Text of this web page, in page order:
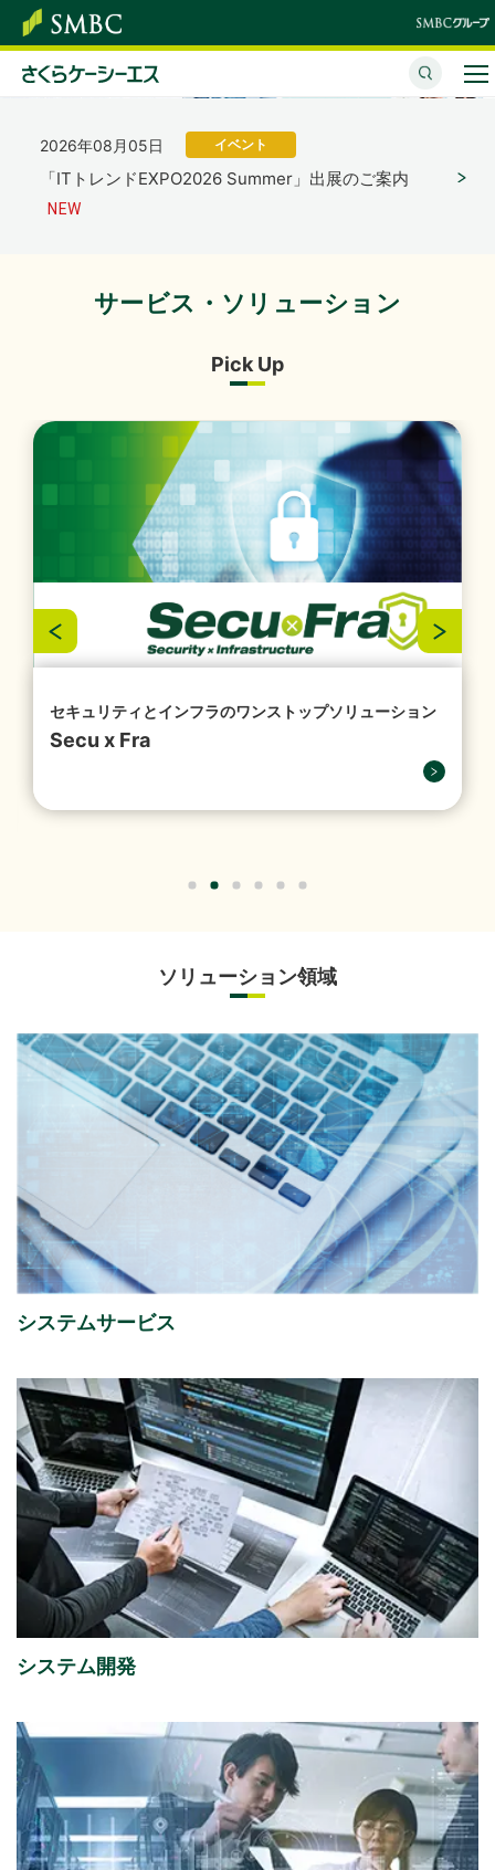
「さくらケーシーエス、ヴィッセル神戸オフィシャル
パートナーとして2026/27シーズンを応援」を掲載し
ました。
（4,123KB）
2026年08月05日 イベント
「ITトレンドEXPO2026 Summer」出展のご案内
2026年07月31日 経営・財務
経営・財務
2027年３月期 第１四半期決算短信〔日本基準〕（連
（356KB）
2026年07月29日
『1,149件のAI活用アイデアが集結「生成AIプロンプト
コンテストを開催」』を掲載しました。
「授業料減免システム」を追加しました。
了に関するお知らせ
（88KB）
2026年07月08日 経営・財務
「さくらケーシーエスボランティア基金」の2025年度
寄付先を掲載しました。
2026年07月01日
ISR社主催セミナー『迫る、経済産業省「サプライチェ
ーン強化に向けたセキュリティ対策評価制度」今すぐ
始める課題の可視化と対策準備』出展のご案内
2026年07月01日 イベント
富士通株式会社主催イベント「Fujitsu Experience
Day 2026」
出展のご案内
2026年08月06日 経営・財務
「さくらケーシーエス、ヴィッセル神戸オフィシャル
パートナーとして2026/27シーズンを応援」を掲載し
ました。
（4,123KB）
「ITトレンドEXPO2026 Summer」出展のご案内
2026年07月31日 経営・財務
サービス・ソリューション
Pick Up
セキュリティとインフラのワンストップソリューション
Secu x Fra
ソリューション領域
システムサービス
システム開発
サービス・ソリューション
採用情報
お問い合わせ